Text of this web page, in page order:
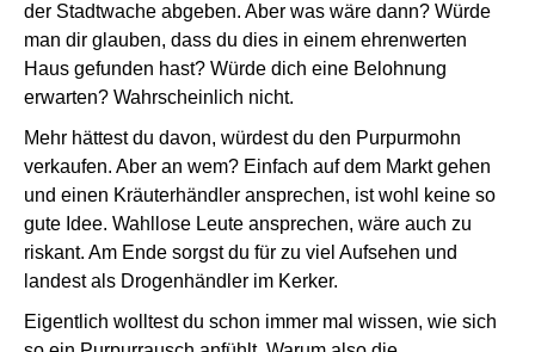
der Stadtwache abgeben. Aber was wäre dann? Würde
man dir glauben, dass du dies in einem ehrenwerten
Haus gefunden hast? Würde dich eine Belohnung
erwarten? Wahrscheinlich nicht.
Mehr hättest du davon, würdest du den Purpurmohn
verkaufen. Aber an wem? Einfach auf dem Markt gehen
und einen Kräuterhändler ansprechen, ist wohl keine so
gute Idee. Wahllose Leute ansprechen, wäre auch zu
riskant. Am Ende sorgst du für zu viel Aufsehen und
landest als Drogenhändler im Kerker.
Eigentlich wolltest du schon immer mal wissen, wie sich